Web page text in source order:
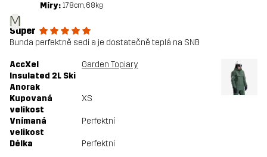
M
Míry: 178cm, 68kg
Super
Bunda perfektně sedí a je dostatečně teplá na SNB
AccXel
Insulated 2L Ski
Anorak
Garden Topiary
Kupovaná
velikost
XS
Vnímaná
velikost
Perfektní
Délka Perfektní